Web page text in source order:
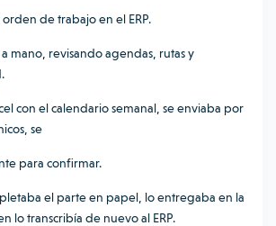
de trabajo en el ERP.
mano, revisando agendas, rutas y
con el calendario semanal, se enviaba por
se
para confirmar.
el parte en papel, lo entregaba en la
lo transcribía de nuevo al ERP.